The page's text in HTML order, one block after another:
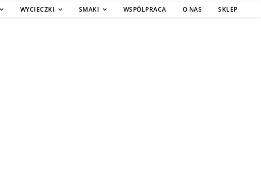
WYCIECZKI SMAKI WSPÓLPRACA O NAS SKLEP